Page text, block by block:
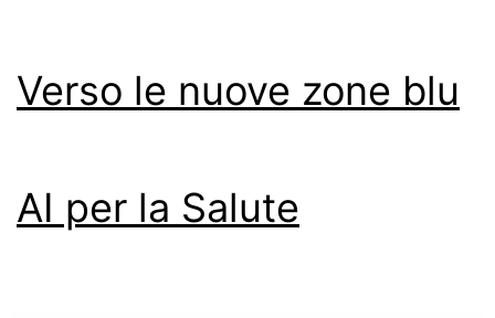
Verso le nuove zone blu
AI per la Salute